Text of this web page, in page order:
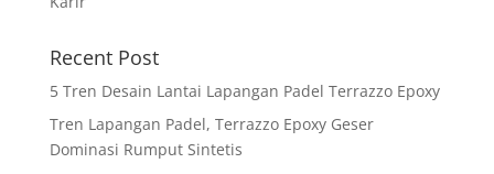
Recent Post
5 Tren Desain Lantai Lapangan Padel Terrazzo Epoxy
Tren Lapangan Padel, Terrazzo Epoxy Geser
Dominasi Rumput Sintetis